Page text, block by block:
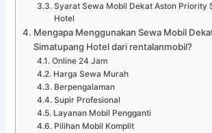
Syarat Sewa Mobil Dekat Aston Priority
Hotel
Mengapa Menggunakan Sewa Mobil
Simatupang Hotel dari rentalanmobil?
Online 24 Jam
Harga Sewa Murah
Berpengalaman
Supir Profesional
Layanan Mobil Pengganti
Pilihan Mobil Komplit